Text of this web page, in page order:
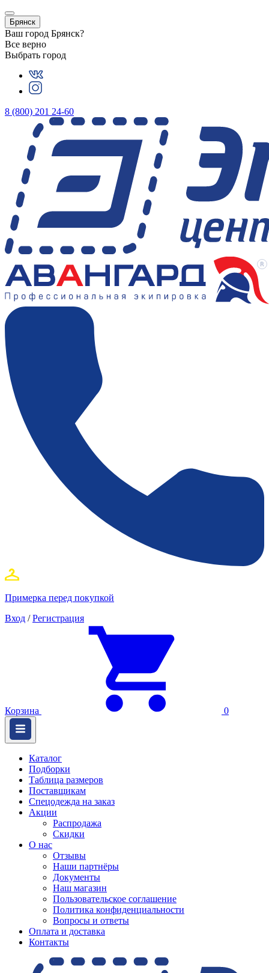
Брянск
Ваш город Брянск?
Все верно
Выбрать город
8 (800) 201 24-60
Примерка перед покупкой
Вход / Регистрация
Корзина 0
Каталог
Подборки
Таблица размеров
Поставщикам
Спецодежда на заказ
Акции
Распродажа
Скидки
О нас
Отзывы
Наши партнёры
Документы
Наш магазин
Пользовательское соглашение
Политика конфиденциальности
Вопросы и ответы
Оплата и доставка
Контакты